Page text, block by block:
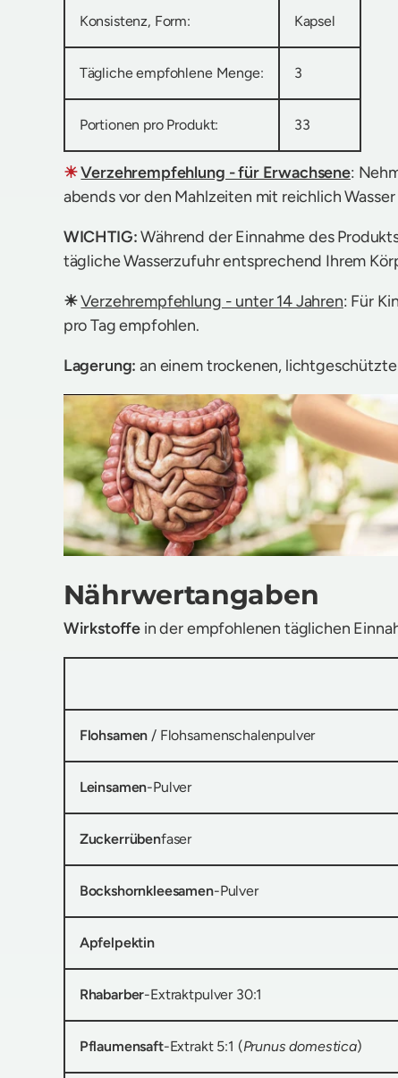
Konsistenz, Form: Kapsel
Tägliche empfohlene Menge: 3
Portionen pro Produkt: 33
☀Verzehrempfehlung - für Erwachsene:
abends vor den Mahlzeiten mit reichlich Wasser
WICHTIG:Während der Einnahme des
tägliche Wasserzufuhr entsprechend Ihrem
☀Verzehrempfehlung - unter 14 Jahren: Für
pro Tag empfohlen.
Lagerung:an einem trockenen,
Nährwertangaben
Wirkstoffe in der empfohlenen täglichen
Flohsamen / Flohsamenschalenpulver
Leinsamen-Pulver
Zuckerrübenfaser
Bockshornkleesamen-Pulver
Apfelpektin
Rhabarber-Extraktpulver 30:1
Pflaumensaft-Extrakt 5:1 (Prunus domestica)